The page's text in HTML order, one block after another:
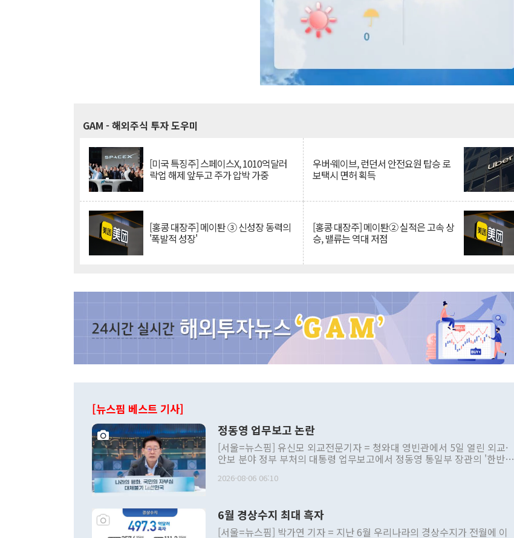
GAM - 해외주식 투자 도우미
[미국 특징주] 스페이스X, 1010억달러
락업 해제 앞두고 주가 압박 가중
우버·웨이브, 런던서 안전요원 탑승 로
보택시 면허 획득
[홍콩 대장주] 메이퇀 ③ 신성장 동력의
'폭발적 성장'
[홍콩 대장주] 메이퇀② 실적은 고속 상
승, 밸류는 역대 저점
[뉴스핌 베스트 기사]
정동영 업무보고 논란
[서울=뉴스핌] 유신모 외교전문기자 = 청와대 영빈관에서 5일 열린 외교·
안보 분야 정부 부처의 대통령 업무보고에서 정동영 통일부 장관의 '한반도
발언 중에는 정부 내 조율을 거치지 않은 사안을 정책으로 추진하겠다고 공
주의적 희망에 근거한 비현실적 구상'이라는 비판을 내놨다. 그동안 정 장
관의 대북 정책 관련 발언이 물의를 빚은 적은 여러 번 있지만 대통령과 유
2026-08-06 06:10
6월 경상수지 최대 흑자
[서울=뉴스핌] 박가연 기자 = 지난 6월 우리나라의 경상수지가 전월에 이